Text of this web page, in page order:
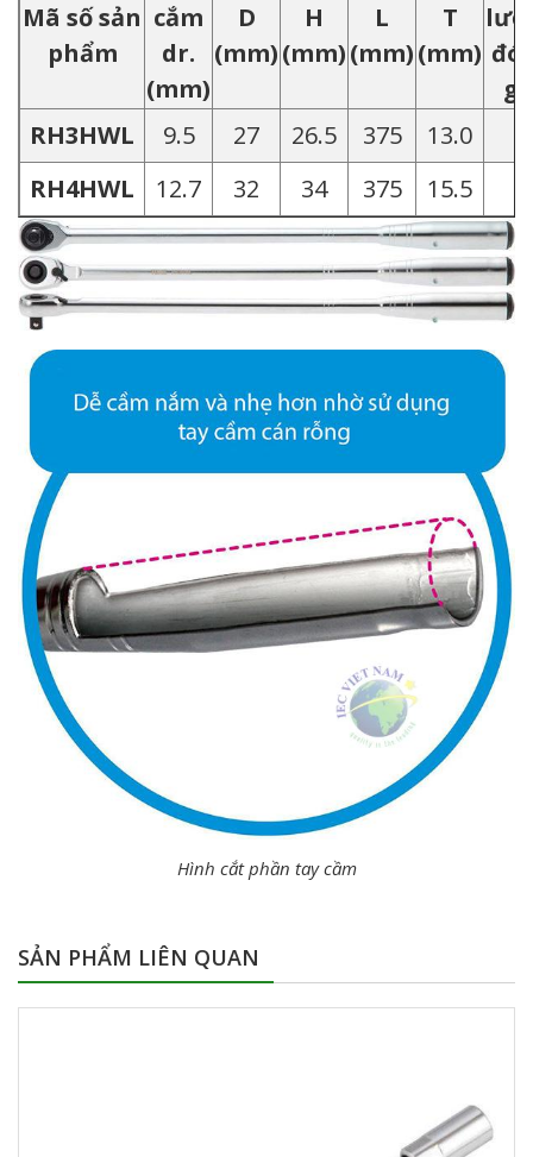
Mã số sản
phẩm
cắm
dr.
(mm)
D
(mm)
H
(mm)
L
(mm)
T
(mm)
RH3HWL
9.5 27 26.5 375 13.0
RH4HWL
12.7 32 34 375 15.5
Hình cắt phần tay cầm
SẢN PHẨM LIÊN QUAN